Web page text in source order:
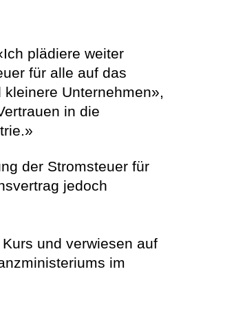
plädiere weiter
für alle auf das
Unternehmen»,
in die
der Stromsteuer für
jedoch
und verwiesen auf
im